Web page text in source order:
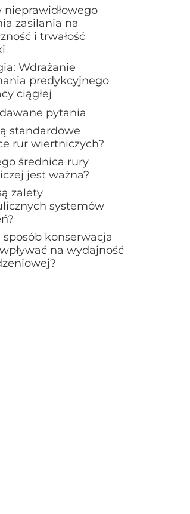
nieprawidłowego
zasilania na
i trwałość
Wdrażanie
predykcyjnego
ciągłej
pytania
standardowe
rur wiertniczych?
średnica rury
jest ważna?
zalety
systemów
konserwacja
na wydajność